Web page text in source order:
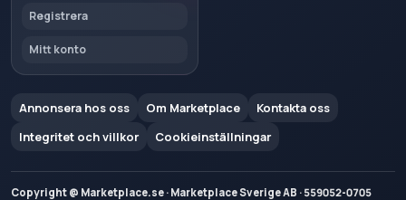
Registrera
Mitt konto
Annonsera hos oss Om Marketplace
Kontakta oss
Integritet och villkor
Cookieinställningar
Copyright @ Marketplace.se · Marketplace Sverige AB · 559052-0705